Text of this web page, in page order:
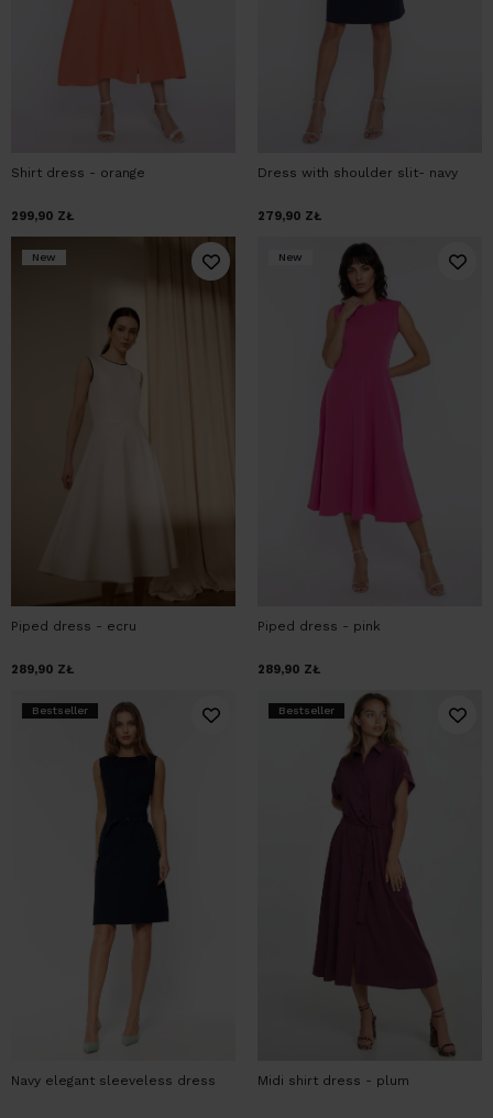
Shirt dress - orange
299,90 ZŁ
Dress with shoulder slit- navy
279,90 ZŁ
New
Piped dress - ecru
289,90 ZŁ
New
Piped dress - pink
289,90 ZŁ
Bestseller
Navy elegant sleeveless dress
Bestseller
Midi shirt dress - plum